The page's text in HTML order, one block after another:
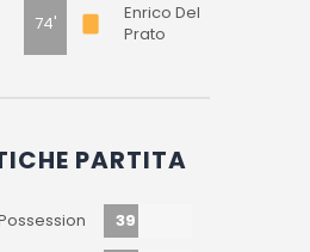
74'
Enrico Del
Prato
PARTITA
39